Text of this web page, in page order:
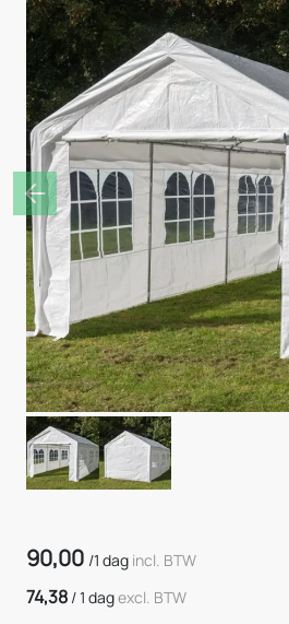
Previous
90,00 /1 dag incl. BTW
74,38 /1 dagexcl. BTW